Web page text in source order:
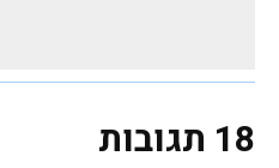
18 תגובות